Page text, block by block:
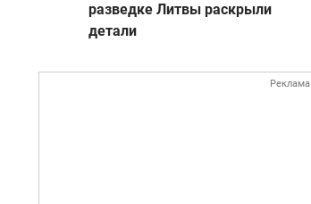
разведке Литвы раскрыли
детали
Реклама